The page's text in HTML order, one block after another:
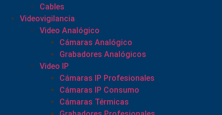
Cables
Videovigilancia
Video Analógico
Cámaras Analógico
Grabadores Analógicos
Video IP
Cámaras IP Profesionales
Cámaras IP Consumo
Cámaras Térmicas